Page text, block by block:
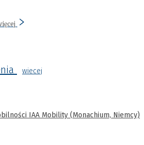
wiecej
IAA Mobility (Monachium, Niemcy)